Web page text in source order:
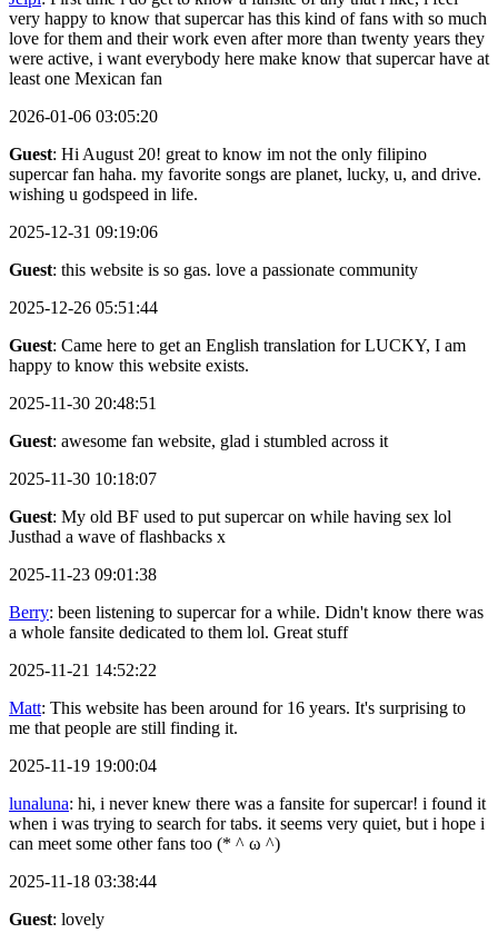
very happy to know that supercar has this kind of fans with so much
love for them and their work even after more than twenty years they
were active, i want everybody here make know that supercar have at
least one Mexican fan
2026-01-06 03:05:20
Guest: Hi August 20! great to know im not the only filipino
supercar fan haha. my favorite songs are planet, lucky, u, and drive.
wishing u godspeed in life.
2025-12-31 09:19:06
Guest: this website is so gas. love a passionate community
2025-12-26 05:51:44
Guest: Came here to get an English translation for LUCKY, I am
happy to know this website exists.
2025-11-30 20:48:51
Guest: awesome fan website, glad i stumbled across it
2025-11-30 10:18:07
Guest: My old BF used to put supercar on while having sex lol
Justhad a wave of flashbacks x
2025-11-23 09:01:38
Berry: been listening to supercar for a while. Didn't know there was
a whole fansite dedicated to them lol. Great stuff
2025-11-21 14:52:22
Matt: This website has been around for 16 years. It's surprising to
me that people are still finding it.
2025-11-19 19:00:04
lunaluna: hi, i never knew there was a fansite for supercar! i found it
when i was trying to search for tabs. it seems very quiet, but i hope i
can meet some other fans too (* ^ ω ^)
2025-11-18 03:38:44
Guest: lovely